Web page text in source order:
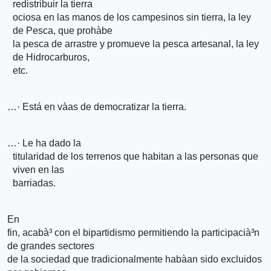
redistribuir la tierra
ociosa en las manos de los campesinos sin tierra, la ley
de Pesca, que prohà­be
la pesca de arrastre y promueve la pesca artesanal, la ley
de Hidrocarburos,
etc.
…· Está en và­as de democratizar la tierra.
…· Le ha dado la
titularidad de los terrenos que habitan a las personas que
viven en las
barriadas.
En
fin, acabà³ con el bipartidismo permitiendo la participacià³n
de grandes sectores
de la sociedad que tradicionalmente habà­an sido excluidos